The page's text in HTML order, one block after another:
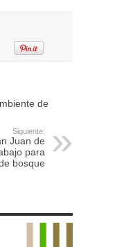
de
Siguiente:
Juan de
para
bosque